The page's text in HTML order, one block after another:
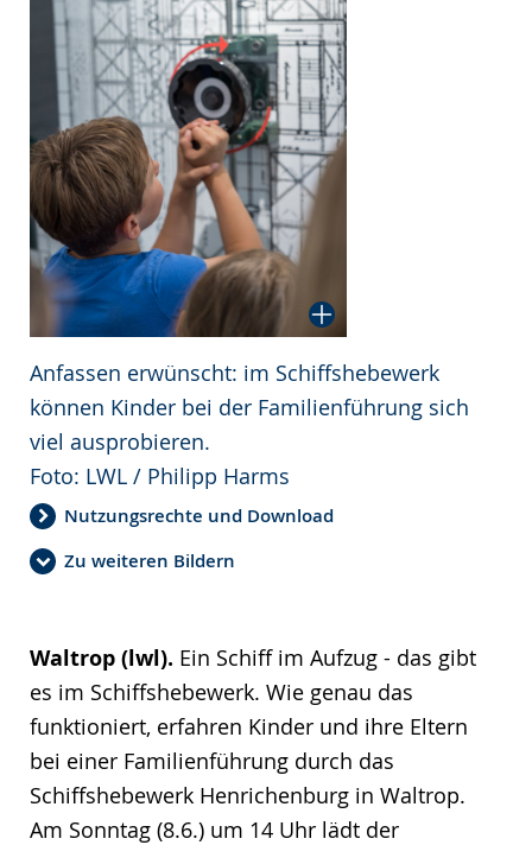
Anfassen erwünscht: im Schiffshebewerk
können Kinder bei der Familienführung sich
viel ausprobieren.
Foto: LWL / Philipp Harms
Nutzungsrechte und Download
Zu weiteren Bildern
Waltrop (lwl). Ein Schiff im Aufzug - das gibt
es im Schiffshebewerk. Wie genau das
funktioniert, erfahren Kinder und ihre Eltern
bei einer Familienführung durch das
Schiffshebewerk Henrichenburg in Waltrop.
Am Sonntag (8.6.) um 14 Uhr lädt der